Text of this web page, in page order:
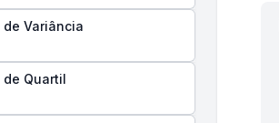
Variância
Quartil